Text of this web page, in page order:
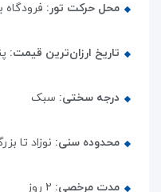
محل حرکت تور: فرودگاه
تاریخ ارزان‌ترین قیمت:
درجه سختی: سبک
محدوده سنی: نوزاد تا
مدت مرخصی: ۲ روز